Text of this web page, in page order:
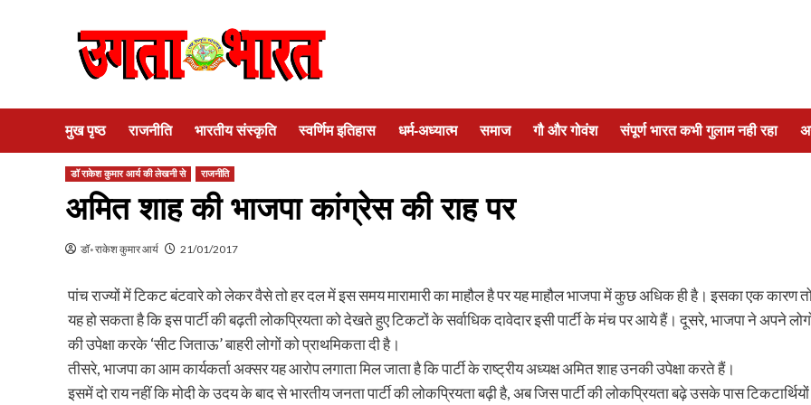
मुख पृष्ठ राजनीति भारतीय संस्कृति स्वर्णिम इतिहास धर्म-अध्यात्म समाज गौ और गोवंश संपूर्ण भारत कभी गुलाम नही रहा
डॉ राकेश कुमार आर्य की लेखनी से राजनीति
अमित शाह की भाजपा कांग्रेस की राह पर
डॉ॰ राकेश कुमार आर्य 21/01/2017
पांच राज्यों में टिकट बंटवारे को लेकर वैसे तो हर दल में इस समय मारामारी का माहौल है पर यह माहौल भाजपा में कुछ अधिक ही है। इसका एक कारण
यह हो सकता है कि इस पार्टी की बढ़ती लोकप्रियता को देखते हुए टिकटों के सर्वाधिक दावेदार इसी पार्टी के मंच पर आये हैं। दूसरे, भाजपा ने अपने
की उपेक्षा करके ‘सीट जिताऊ’ बाहरी लोगों को प्राथमिकता दी है।
तीसरे, भाजपा का आम कार्यकर्ता अक्सर यह आरोप लगाता मिल जाता है कि पार्टी के राष्ट्रीय अध्यक्ष अमित शाह उनकी उपेक्षा करते हैं।
इसमें दो राय नहीं कि मोदी के उदय के बाद से भारतीय जनता पार्टी की लोकप्रियता बढ़ी है, अब जिस पार्टी की लोकप्रियता बढ़े उसके पास टिकटार्थियों